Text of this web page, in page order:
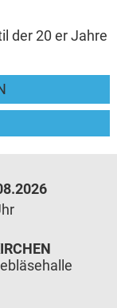
der 20 er Jahre